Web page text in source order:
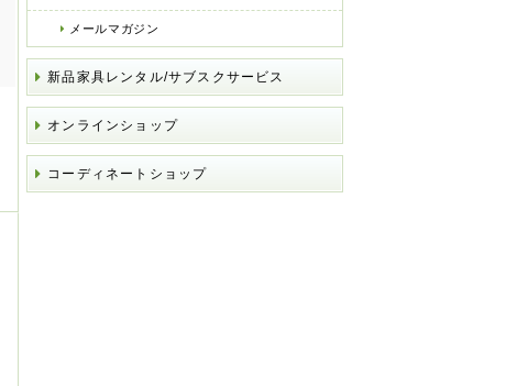
メールマガジン
新品家具レンタル/サブスクサービス
オンラインショップ
コーディネートショップ